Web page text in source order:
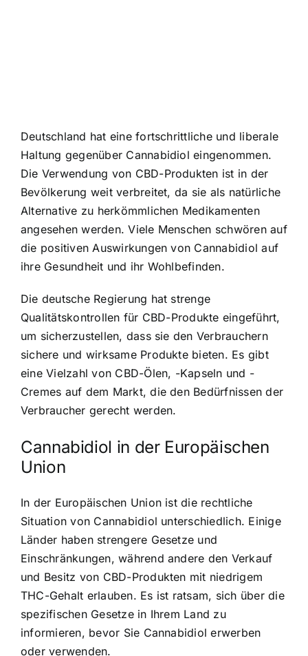
Deutschland hat eine fortschrittliche und liberale
Haltung gegenüber Cannabidiol eingenommen.
Die Verwendung von CBD-Produkten ist in der
Bevölkerung weit verbreitet, da sie als natürliche
Alternative zu herkömmlichen Medikamenten
angesehen werden. Viele Menschen schwören auf
die positiven Auswirkungen von Cannabidiol auf
ihre Gesundheit und ihr Wohlbefinden.
Die deutsche Regierung hat strenge
Qualitätskontrollen für CBD-Produkte eingeführt,
um sicherzustellen, dass sie den Verbrauchern
sichere und wirksame Produkte bieten. Es gibt
eine Vielzahl von CBD-Ölen, -Kapseln und -
Cremes auf dem Markt, die den Bedürfnissen der
Verbraucher gerecht werden.
Cannabidiol in der Europäischen
Union
In der Europäischen Union ist die rechtliche
Situation von Cannabidiol unterschiedlich. Einige
Länder haben strengere Gesetze und
Einschränkungen, während andere den Verkauf
und Besitz von CBD-Produkten mit niedrigem
THC-Gehalt erlauben. Es ist ratsam, sich über die
spezifischen Gesetze in Ihrem Land zu
informieren, bevor Sie Cannabidiol erwerben
oder verwenden.